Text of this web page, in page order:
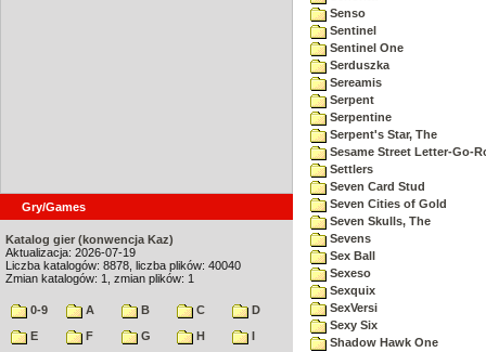
Gry/Games
Katalog gier (konwencja Kaz)
Aktualizacja: 2026-07-19
Liczba katalogów: 8878, liczba plików: 40040
Zmian katalogów: 1, zmian plików: 1
0-9 A B C
D
E
F G H
I
Senso
Sentinel
Sentinel One
Serduszka
Sereamis
Serpent
Serpentine
Serpent's Star, The
Sesame Street Letter-Go-
Settlers
Seven Card Stud
Seven Cities of Gold
Seven Skulls, The
Sevens
Sex Ball
Sexeso
Sexquix
SexVersi
Sexy Six
Shadow Hawk One